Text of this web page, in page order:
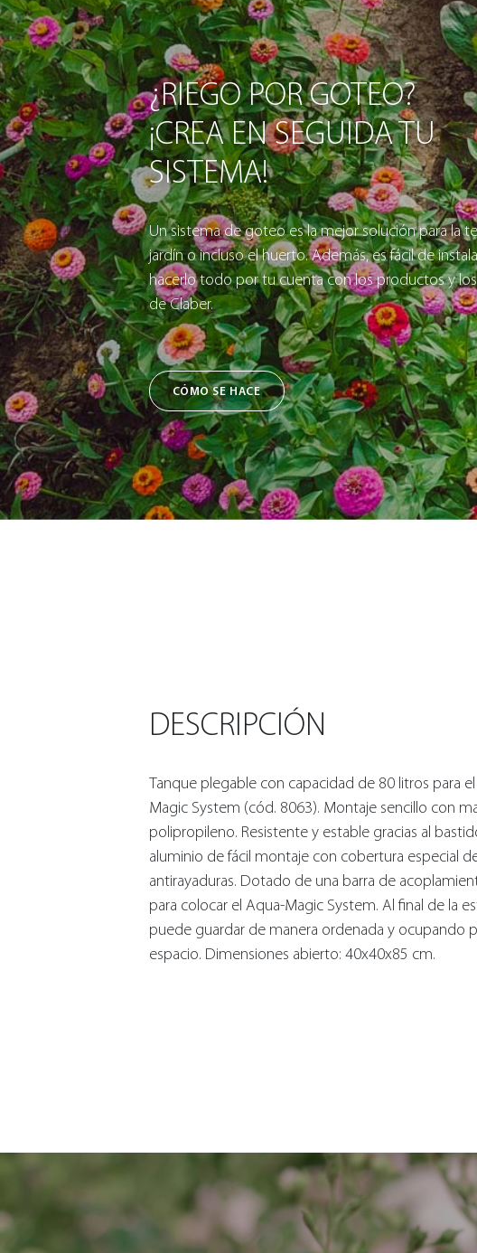
¿RIEGO POR GOTEO?
¡CREA EN SEGUIDA TU
SISTEMA!
Un sistema de goteo es la mejor solución para la
jardín o incluso el huerto. Además, es fácil de
hacerlo todo por tu cuenta con los productos y
de Claber.
CÓMO SE HACE
DESCRIPCIÓN
Tanque plegable con capacidad de 80 litros para
Magic System (cód. 8063). Montaje sencillo con
polipropileno. Resistente y estable gracias al
aluminio de fácil montaje con cobertura especial
antirayaduras. Dotado de una barra de
para colocar el Aqua-Magic System. Al final de la
puede guardar de manera ordenada y ocupando
espacio. Dimensiones abierto: 40x40x85 cm.